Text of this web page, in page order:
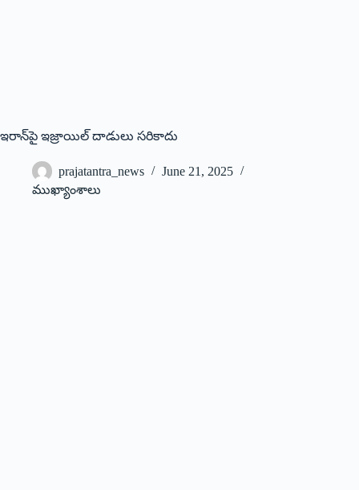
ఇరాన్‌పై ఇజ్రాయిల్‌ ‌దాడులు స‌రికాదు
prajatantra_news
June 21, 2025
ముఖ్యాంశాలు